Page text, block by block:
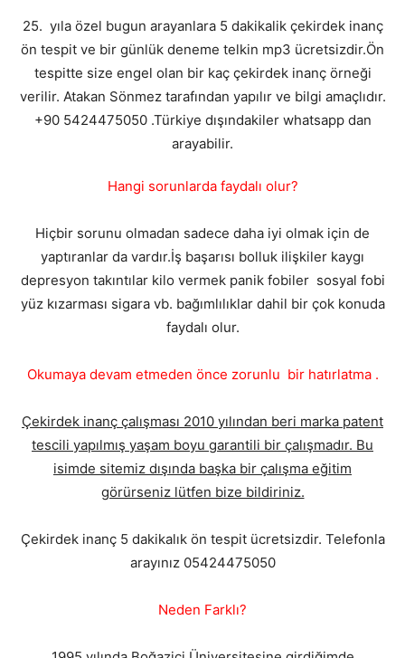
25. yıla özel bugun arayanlara 5 dakikalik çekirdek inanç
ön tespit ve bir günlük deneme telkin mp3 ücretsizdir.Ön
tespitte size engel olan bir kaç çekirdek inanç örneği
verilir. Atakan Sönmez tarafından yapılır ve bilgi amaçlıdır.
+90 5424475050 .Türkiye dışındakiler whatsapp dan
arayabilir.
Hangi sorunlarda faydalı olur?
Hiçbir sorunu olmadan sadece daha iyi olmak için de
yaptıranlar da vardır.İş başarısı bolluk ilişkiler kaygı
depresyon takıntılar kilo vermek panik fobiler sosyal fobi
yüz kızarması sigara vb. bağımlılıklar dahil bir çok konuda
faydalı olur.
Okumaya devam etmeden önce zorunlu bir hatırlatma .
Çekirdek inanç çalışması 2010 yılından beri marka patent
tescili yapılmış yaşam boyu garantili bir çalışmadır. Bu
isimde sitemiz dışında başka bir çalışma eğitim
görürseniz lütfen bize bildiriniz.
Çekirdek inanç 5 dakikalık ön tespit ücretsizdir. Telefonla
arayınız 05424475050
Neden Farklı?